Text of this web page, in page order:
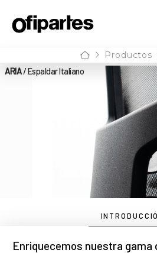
HomeProductos
ARIA/ Espaldar Italiano
Enriquecemos nuestra gama